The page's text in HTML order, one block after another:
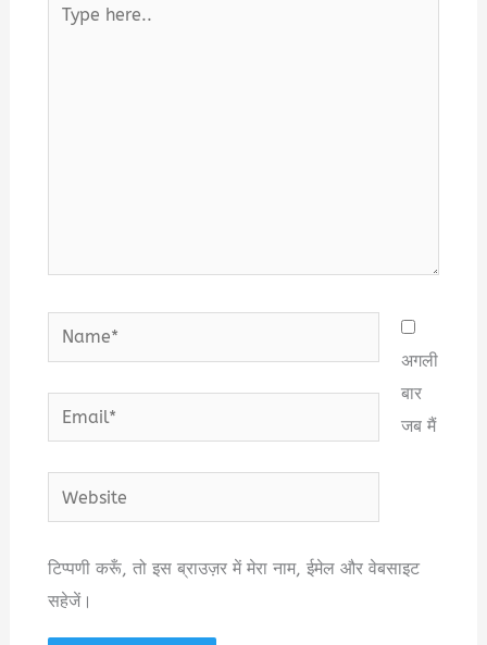
here..
Name*
Email*
Website
अगली
बार
जब मैं
टिप्पणी करूँ, तो इस ब्राउज़र में मेरा नाम, ईमेल और वेबसाइट
सहेजें।